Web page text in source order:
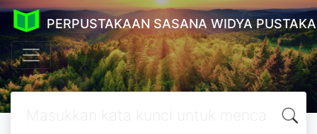
PERPUSTAKAAN SASANA WIDYA